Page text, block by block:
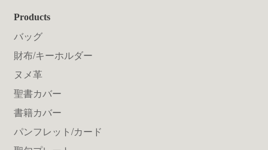
Products
バッグ
財布/キーホルダー
ヌメ革
聖書カバー
書籍カバー
パンフレット/カード